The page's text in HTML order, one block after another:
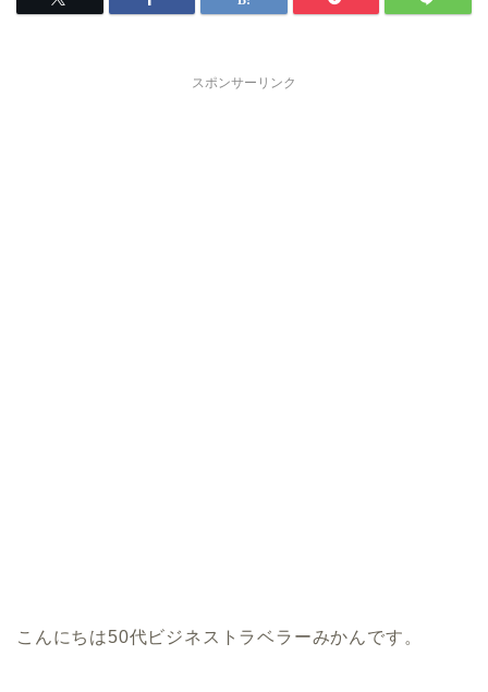
スポンサーリンク
こんにちは50代ビジネストラベラーみかんです。